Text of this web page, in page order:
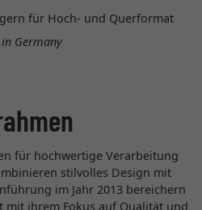
für Hoch- und Querformat
Germany
für hochwertige Verarbeitung
stilvolles Design mit
im Jahr 2013 bereichern
mit ihrem Fokus auf Qualität und